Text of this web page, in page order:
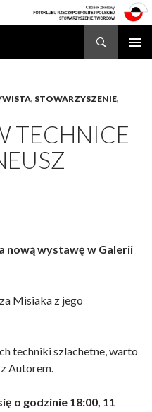
, STOWARZYSZENIE,
TECHNICE
nową wystawę w Galerii
Misiaka z jego
techniki szlachetne, warto
Autorem.
o godzinie 18:00, 11